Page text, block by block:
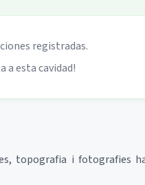
registradas.
a esta cavidad!
topografia i fotografies